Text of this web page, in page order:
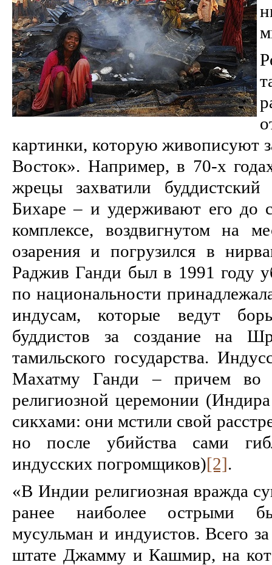
картинки, которую живописуют
Восток». Например, в 70-х
жрецы захватили
Бихаре – и удерживают его до
комплексе, воздвигнутом на
озарения и погрузился в
Раджив Ганди был в 1991 году
по национальности
индусам, которые ведут
буддистов за создание на
тамильского государства.
Махатму Ганди – причем во
религиозной церемонии
сикхами: они мстили свой
но после убийства сами
индусских погромщиков)[2].
«В Индии религиозная вражда
ранее наиболее острыми
мусульман и индуистов. Всего
штате Джамму и Каш­мир, на